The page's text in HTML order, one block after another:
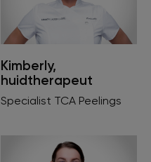
Kimberly,
huidtherapeut
Specialist TCA Peelings